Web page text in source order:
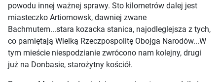
powodu innej ważnej sprawy. Sto kilometrów dalej jest
miasteczko Artiomowsk, dawniej zwane
Bachmutem...stara kozacka stanica, najodleglejsza z tych,
co pamiętają Wielką Rzeczpospolitę Obojga Narodów...W
tym mieście niespodzianie zwrócono nam kolejny, drugi
już na Donbasie, starożytny kościół.